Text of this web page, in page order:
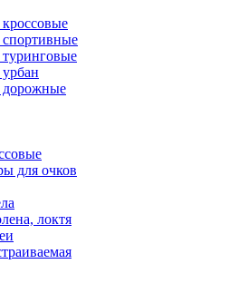
дорожные
для очков
локтя